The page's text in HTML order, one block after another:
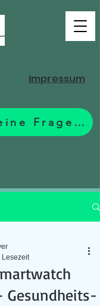
Sie haben eine Frage? Zum Formular.
Impressum
Gesundheits-
Lesezeit